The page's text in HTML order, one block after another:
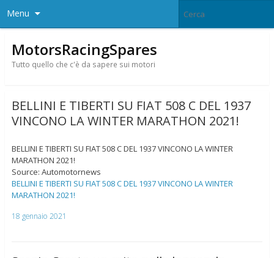
Menu
MotorsRacingSpares
Tutto quello che c'è da sapere sui motori
BELLINI E TIBERTI SU FIAT 508 C DEL 1937
VINCONO LA WINTER MARATHON 2021!
BELLINI E TIBERTI SU FIAT 508 C DEL 1937 VINCONO LA WINTER
MARATHON 2021!
Source: Automotornews
BELLINI E TIBERTI SU FIAT 508 C DEL 1937 VINCONO LA WINTER
MARATHON 2021!
18 gennaio 2021